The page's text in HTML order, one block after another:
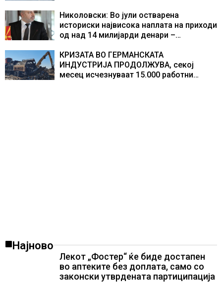
центри за податоци
Николовски: Во јули остварена
историски највисока наплата на приходи
од над 14 милијарди денари –
резултати
КРИЗАТА ВО ГЕРМАНСКАТА
ИНДУСТРИЈА ПРОДОЛЖУВА, секој
месец исчезнуваат 15.000 работни
Најново
Лекот „Фостер“ ќе биде достапен
во аптеките без доплата, само со
законски утврдената партиципација